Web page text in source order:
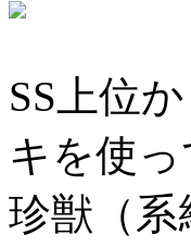
SS上位
キを使っ
珍獣（